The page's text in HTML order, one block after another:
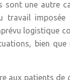
sont une autre
travail
logistique
bien
aux patients de